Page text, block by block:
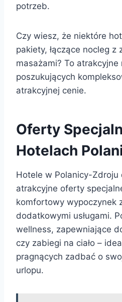
potrzeb.
Czy wiesz, że niektóre
pakiety, łączące nocleg z
masażami? To
poszukujących
atrakcyjnej cenie.
Oferty
Hotelach
Hotele w Polanicy-Zdroju
atrakcyjne oferty
komfortowy wypoczynek
dodatkowymi usługami.
wellness, zapewniające
czy zabiegi na ciało –
pragnących zadbać o
urlopu.